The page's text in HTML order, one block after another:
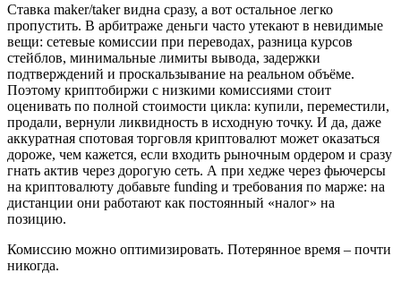
Ставка maker/taker видна сразу, а вот остальное легко
пропустить. В арбитраже деньги часто утекают в невидимые
вещи: сетевые комиссии при переводах, разница курсов
стейблов, минимальные лимиты вывода, задержки
подтверждений и проскальзывание на реальном объёме.
Поэтому криптобиржи с низкими комиссиями стоит
оценивать по полной стоимости цикла: купили, переместили,
продали, вернули ликвидность в исходную точку. И да, даже
аккуратная спотовая торговля криптовалют может оказаться
дороже, чем кажется, если входить рыночным ордером и сразу
гнать актив через дорогую сеть. А при хедже через фьючерсы
на криптовалюту добавьте funding и требования по марже: на
дистанции они работают как постоянный «налог» на
позицию.
Комиссию можно оптимизировать. Потерянное время – почти
никогда.